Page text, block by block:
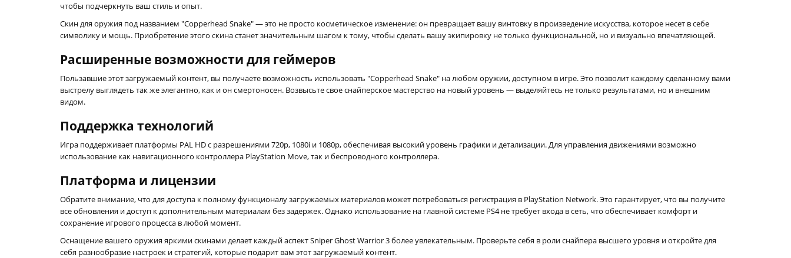
чтобы подчеркнуть ваш стиль и опыт.
Скин для оружия под названием "Copperhead Snake" — это не просто косметическое изменение: он превращает вашу винтовку в произведение искусства, которое несет в себе
символику и мощь. Приобретение этого скина станет значительным шагом к тому, чтобы сделать вашу экипировку не только функциональной, но и визуально впечатляющей.
Расширенные возможности для геймеров
Пользавшие этот загружаемый контент, вы получаете возможность использовать "Copperhead Snake" на любом оружии, доступном в игре. Это позволит каждому сделанному вами
выстрелу выглядеть так же элегантно, как и он смертоносен. Возвысьте свое снайперское мастерство на новый уровень — выделяйтесь не только результатами, но и внешним
видом.
Поддержка технологий
Игра поддерживает платформы PAL HD с разрешениями 720p, 1080i и 1080p, обеспечивая высокий уровень графики и детализации. Для управления движениями возможно
использование как навигационного контроллера PlayStation Move, так и беспроводного контроллера.
Платформа и лицензии
Обратите внимание, что для доступа к полному функционалу загружаемых материалов может потребоваться регистрация в PlayStation Network. Это гарантирует, что вы получите
все обновления и доступ к дополнительным материалам без задержек. Однако использование на главной системе PS4 не требует входа в сеть, что обеспечивает комфорт и
сохранение игрового процесса в любой момент.
Оснащение вашего оружия яркими скинами делает каждый аспект Sniper Ghost Warrior 3 более увлекательным. Проверьте себя в роли снайпера высшего уровня и откройте для
себя разнообразие настроек и стратегий, которые подарит вам этот загружаемый контент.